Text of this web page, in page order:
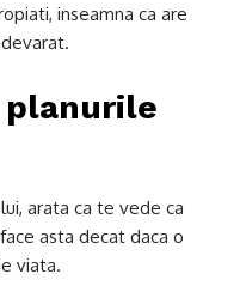
inseamna ca are
planurile
arata ca te vede ca
asta decat daca o
viata.